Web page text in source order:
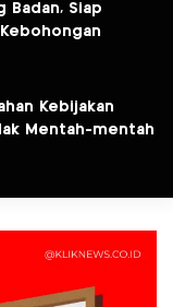
Badan, Siap
Kebijakan
Mentah-mentah